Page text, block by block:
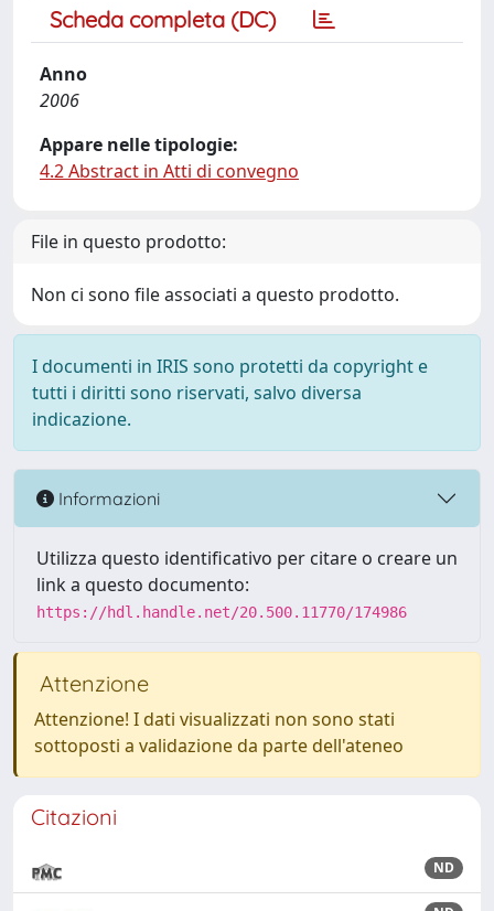
Scheda completa (DC)
Anno
2006
Appare nelle tipologie:
4.2 Abstract in Atti di convegno
File in questo prodotto:
Non ci sono file associati a questo prodotto.
I documenti in IRIS sono protetti da copyright e
tutti i diritti sono riservati, salvo diversa
indicazione.
Informazioni
Utilizza questo identificativo per citare o creare un
link a questo documento:
https://hdl.handle.net/20.500.11770/174986
Attenzione
Attenzione! I dati visualizzati non sono stati
sottoposti a validazione da parte dell'ateneo
Citazioni
ND